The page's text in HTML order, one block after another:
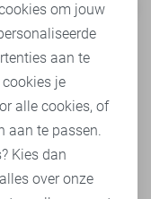
Top
49,99
om jouw
aan te
je
alle cookies, of
aan te passen.
Kies dan
over onze